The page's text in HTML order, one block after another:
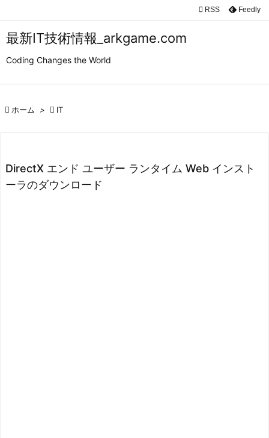
最新IT技術情報_arkgame.com
Coding Changes the World


検索
 RSS Feedly
 ホーム >  IT
DirectX エンド ユーザー ランタイム Web インスト
ーラのダウンロード